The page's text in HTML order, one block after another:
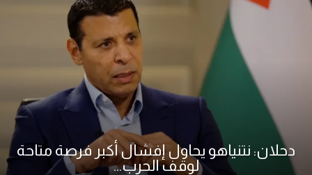
دحلان: نتنياهو يحاول إفشال أكبر فرصة متاحة
لوقف الحرب...